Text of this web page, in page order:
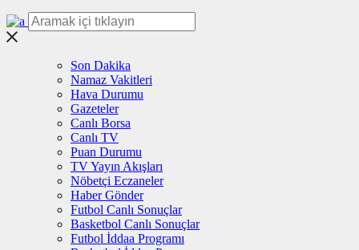
Son Dakika
Namaz Vakitleri
Hava Durumu
Gazeteler
Canlı Borsa
Canlı TV
Puan Durumu
TV Yayın Akışları
Nöbetçi Eczaneler
Haber Gönder
Futbol Canlı Sonuçlar
Basketbol Canlı Sonuçlar
Futbol İddaa Programı